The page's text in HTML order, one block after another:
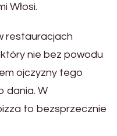
Włosi.
restauracjach
nie bez powodu
ojczyzny tego
dania. W
to bezsprzecznie